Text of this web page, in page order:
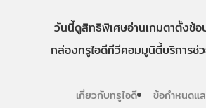
วันนี้ดูสิทธิพิเศษอ่านเกมตาตั้งช้อ
กล่องทรูไอดีทีวีคอมมูนิตี้บริการช่
เกี่ยวกับทรูไอดี
ข้อกำหนดแล